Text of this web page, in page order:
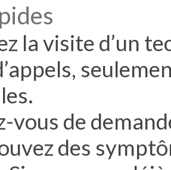
la visite d’un
vous de
des